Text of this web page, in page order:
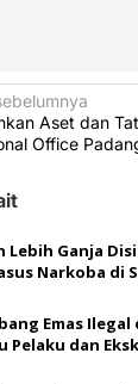
Aset dan
Office
Lebih Ganja
Narkoba di
Emas Ilegal
Pelaku dan